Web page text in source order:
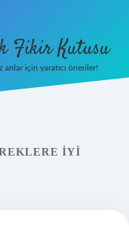
Fikir Kutusu
anlar için yaratıcı öneriler!
IYI